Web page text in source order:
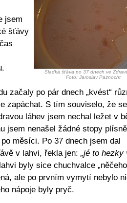
Sladká šťáva po 37 dnech ve
Foto: Jaroslav Paznocht
jsem
šťávy
začaly po pár dnech „kvést“
zapáchat. S tím souviselo, že se
láhev jsem nechal ležet v
jsem nenašel žádné stopy
měsíci. Po 37 dnech jsem dal
v lahvi, řekla jen: „jé to hezky
byly sice chuchvalce
ale po prvním vymytí nebylo
nápoje byly pryč.